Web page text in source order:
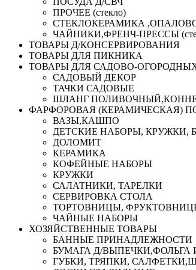
ПРОЧЕЕ (стекло)
СТЕКЛОКЕРАМИКА
ЧАЙНИКИ,ФРЕНЧ-ПРЕССЫ
ТОВАРЫ Д/КОНСЕРВИРОВАНИЯ
ТОВАРЫ ДЛЯ ПИКНИКА
ТОВАРЫ ДЛЯ САДОВО-
САДОВЫЙ ДЕКОР
ТАЧКИ САДОВЫЕ
ШЛАНГ
ФАРФОРОВАЯ (КЕРАМИЧЕСКАЯ)
ВАЗЫ,КАШПО
ДЕТСКИЕ НАБОРЫ, КРУЖКИ,
ДОЛОМИТ
КЕРАМИКА
КОФЕЙНЫЕ НАБОРЫ
КРУЖКИ
САЛАТНИКИ, ТАРЕЛКИ
СЕРВИРОВКА СТОЛА
ТОРТОВНИЦЫ,
ЧАЙНЫЕ НАБОРЫ
ХОЗЯЙСТВЕННЫЕ ТОВАРЫ
БАННЫЕ ПРИНАДЛЕЖНОСТИ
БУМАГА Д/ВЫПЕЧКИ,ФОЛЬГА
ГУБКИ, ТРЯПКИ,